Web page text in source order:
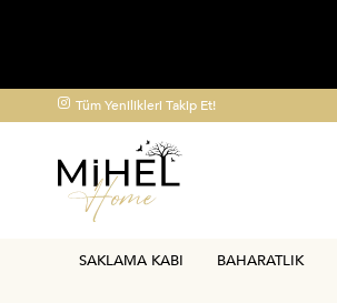
Tüm Yenilikleri Takip Et!
250 TL ÜZERİ
SAKLAMA KABI BAHARATLIK